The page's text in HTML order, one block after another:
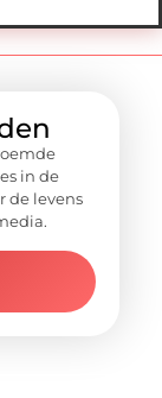
in de
de levens